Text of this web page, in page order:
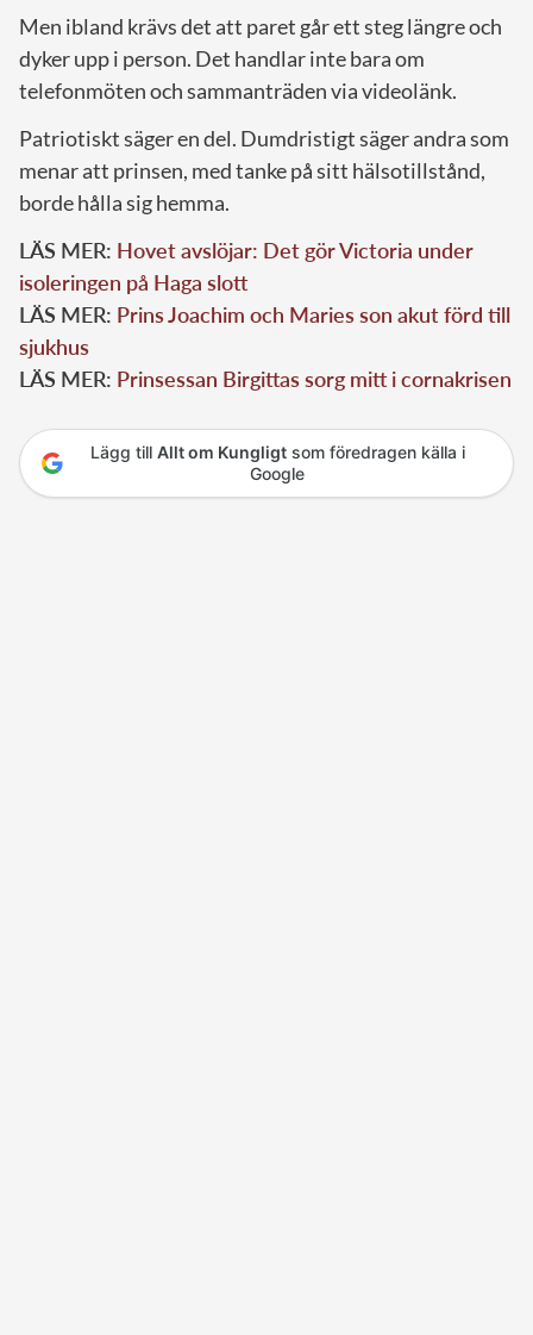
Men ibland krävs det att paret går ett steg längre och
dyker upp i person. Det handlar inte bara om
telefonmöten och sammanträden via videolänk.
Patriotiskt säger en del. Dumdristigt säger andra som
menar att prinsen, med tanke på sitt hälsotillstånd,
borde hålla sig hemma.
LÄS MER: Hovet avslöjar: Det gör Victoria under
isoleringen på Haga slott
LÄS MER: Prins Joachim och Maries son akut förd till
sjukhus
LÄS MER: Prinsessan Birgittas sorg mitt i cornakrisen
Lägg till Allt om Kungligtsom föredragen källa i
Google